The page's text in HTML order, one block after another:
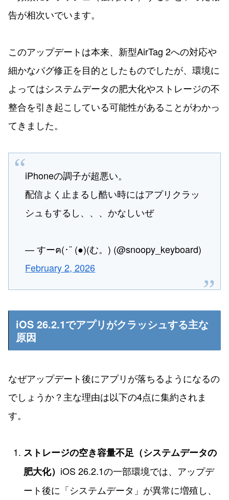
告が相次いでいます。
このアップデートは本来、新型AirTag 2への対応や
細かなバグ修正を目的としたものでしたが、環境に
よってはシステムデータの肥大化やストレージの不
整合を引き起こしている可能性があることがわかっ
てきました。
iPhoneの調子が超悪い。
配信よく止まるし酷い時にはアプリクラッ
シュもするし、、、かなしいぜ
— すーฅ(･¨ (●)(む。) (@snoopy_keyboard)
February 2, 2026
iOS 26.2.1でアプリがクラッシュする主な
原因
なぜアップデート後にアプリが落ちるようになるの
でしょうか？主な理由は以下の4点に集約されま
す。
ストレージの空き容量不足（システムデータの
肥大化） iOS 26.2.1の一部環境では、アップデ
ート後に「システムデータ」が異常に増殖し、